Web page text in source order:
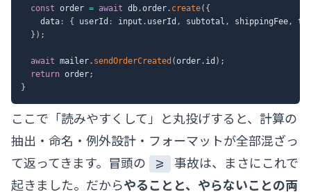
const order = await db.order. create( {
    data
: { userId : input . userId , subtotal , shippingFee,
} ) ;
await mailer. sendOrderCreated (order. id ) ;
return order;
}
ここで「読みやすくして」と丸投げすると、計算の
抽出・命名・例外設計・フォーマットが全部混ざっ
て返ってきます。冒頭の
>=
事故は、まさにこれで
起きました。だからやることと、やらないことの両